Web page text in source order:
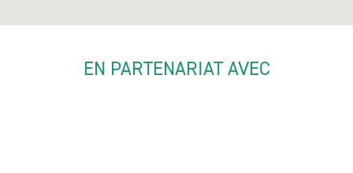
EN PARTENARIAT AVEC